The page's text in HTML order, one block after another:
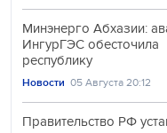
Минэнерго Абхазии:
ИнгурГЭС обесточила
республику
Новости 05 Августа 20:12
Правительство РФ